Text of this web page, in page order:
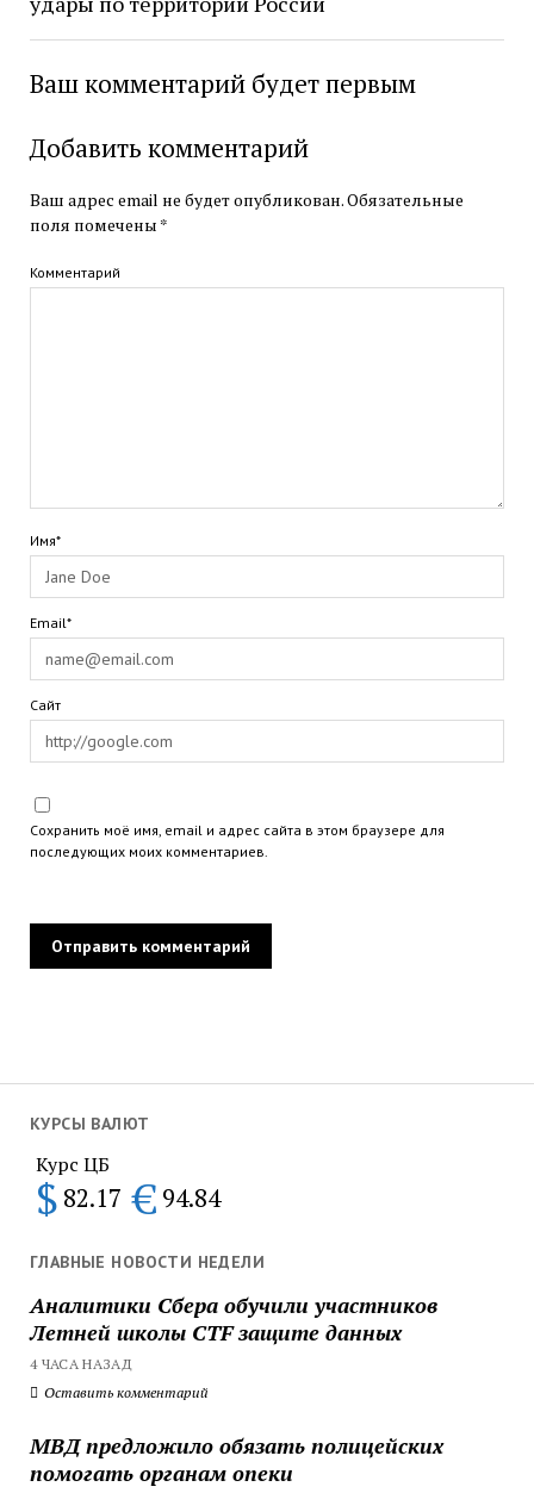
КУРСЫ ВАЛЮТ
Курс ЦБ
$ 82.17 € 94.84
ГЛАВНЫЕ НОВОСТИ НЕДЕЛИ
Аналитики Сбера обучили участников
Летней школы CTF защите данных
4 ЧАСА НАЗАД
Оставить комментарий
МВД предложило обязать полицейских
помогать органам опеки
Ваш комментарий будет первым
Добавить комментарий
Ваш адрес email не будет опубликован.Обязательные
поля помечены *
Комментарий
Имя*
Email*
Сайт
Сохранить моё имя, email и адрес сайта в этом браузере для
последующих моих комментариев.